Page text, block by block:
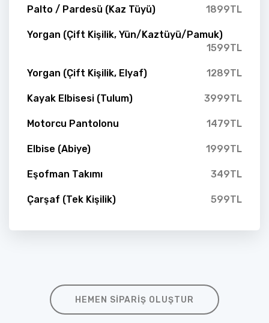
Palto / Pardesü (Kaz Tüyü) 1899TL
Yorgan (Çift Kişilik, Yün/Kaztüyü/Pamuk)
1599TL
Yorgan (Çift Kişilik, Elyaf) 1289TL
Kayak Elbisesi (Tulum) 3999TL
Motorcu Pantolonu 1479TL
Elbise (Abiye) 1999TL
Eşofman Takımı 349TL
Çarşaf (Tek Kişilik) 599TL
HEMEN SIPARIŞ OLUŞTUR